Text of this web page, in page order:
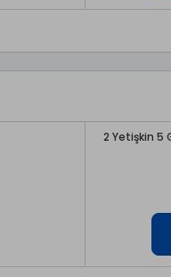
2 Yetişkin 5